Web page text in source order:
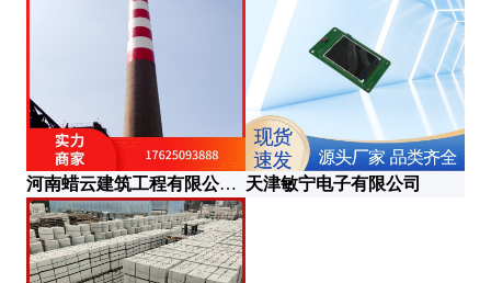
河南蜡云建筑工程有限公司华东分公司 天津敏宁电子有限公司